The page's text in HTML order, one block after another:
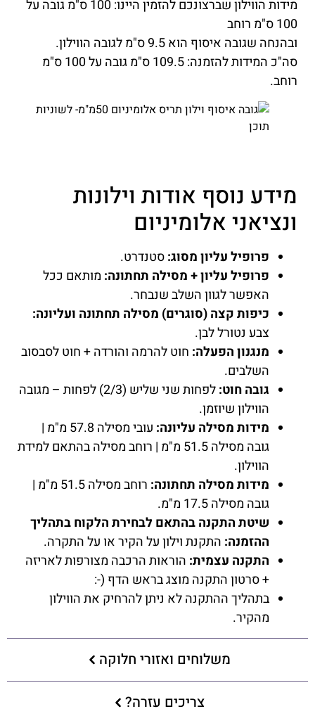
מידות הווילון שברצונכם להזמין היינו: 100 ס"מ גובה על
100 ס"מ רוחב
ובהנחה שגובה איסוף הוא 9.5 ס"מ לגובה הווילון.
סה"כ המידות להזמנה: 109.5 ס"מ גובה על 100 ס"מ
רוחב.
מידע נוסף אודות וילונות
ונציאני אלומיניום
פרופיל עליון מסוג:סטנדרט.
פרופיל עליון + מסילה תחתונה: מותאם ככל
האפשר לגוון השלב שנבחר.
כיפות קצה (סוגרים) מסילה תחתונה ועליונה:
צבע נטורל לבן.
מנגנון הפעלה: חוט להרמה והורדה + חוט לסבסוב
השלבים.
גובה חוט:
לפחות שני שליש (2/3) לפחות – מגובה
הווילון שיוזמן.
מידות מסילה עליונה:
עובי מסילה 57.8 מ"מ |
גובה מסילה 51.5 מ"מ | רוחב מסילה בהתאם למידת
הווילון.
מידות מסילה תחתונה:
רוחב מסילה 51.5 מ"מ |
גובה מסילה 17.5 מ"מ.
שיטת התקנה בהתאם לבחירת הלקוח בתהליך
ההזמנה: התקנת וילון על הקיר או על התקרה.
התקנה עצמית: הוראות הרכבה מצורפות לאריזה
+ סרטון התקנה מוצג בראש הדף (-:
בתהליך ההתקנה לא ניתן להרחיק את הווילון
מהקיר.
משלוחים ואזורי חלוקה
צריכים עזרה?